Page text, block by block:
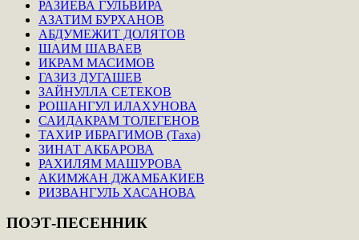
РАЗИЕВА ГУЛЬВИРА
АЗАТИМ БУРХАНОВ
АБДУМЕЖИТ ДОЛЯТОВ
ШАИМ ШАВАЕВ
ИКРАМ МАСИМОВ
ГАЗИЗ ДУГАШЕВ
ЗАЙНУЛЛА СЕТЕКОВ
РОШАНГУЛ ИЛАХУНОВА
САИДАКРАМ ТОЛЕГЕНОВ
ТАХИР ИБРАГИМОВ (Таха)
ЗИНАТ АКБАРОВА
РАХИЛЯМ МАШУРОВА
АКИМЖАН ДЖАМБАКИЕВ
РИЗВАНГУЛЬ ХАСАНОВА
ПОЭТ-ПЕСЕННИК